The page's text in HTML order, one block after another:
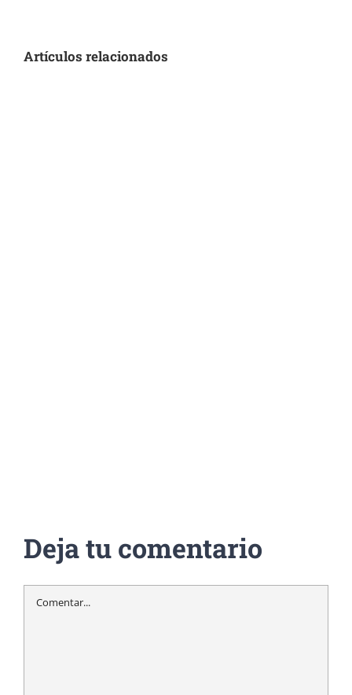
Artículos relacionados
Deja tu comentario
Comentar